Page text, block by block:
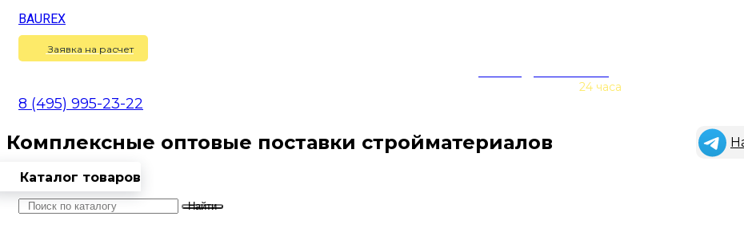
BAUREX
Заявка на расчет
24 часа
8 (495) 995-23-22
Комплексные оптовые поставки стройматериалов
Каталог товаров
Найти